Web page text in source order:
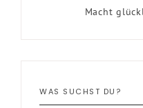
Macht